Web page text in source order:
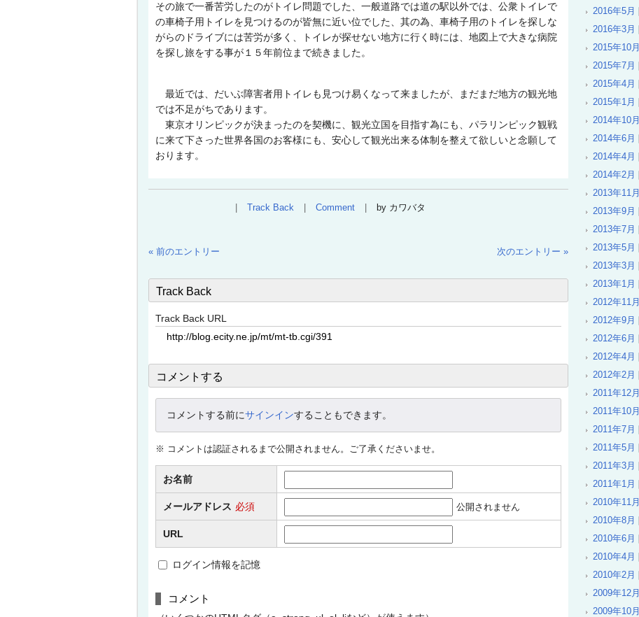
その旅で一番苦労したのがトイレ問題でした、一般道路では道の駅以外では、公衆トイレで
の車椅子用トイレを見つけるのが皆無に近い位でした、其の為、車椅子用のトイレを探しな
がらのドライブには苦労が多く、トイレが探せない地方に行く時には、地図上で大きな病院
を探し旅をする事が１５年前位まで続きました。
最近では、だいぶ障害者用トイレも見つけ易くなって来ましたが、まだまだ地方の観光地
では不足がちであります。
東京オリンピックが決まったのを契機に、観光立国を目指す為にも、パラリンピック観戦
に来て下さった世界各国のお客様にも、安心して観光出来る体制を整えて欲しいと念願して
おります。
Track Back Comment by カワバタ
« 前のエントリー 次のエントリー »
Track Back
Track Back URL
コメントする
コメントする前にサインインすることもできます。
※ コメントは認証されるまで公開されません。ご了承くださいませ。
お名前
メールアドレス 必須 公開されません
URL
ログイン情報を記憶
コメント
2016年5月
2016年3月
2015年10月
2015年7月
2015年4月
2015年1月
2014年10月
2014年6月
2014年4月
2014年2月
2013年11月
2013年9月
2013年7月
2013年5月
2013年3月
2013年1月
2012年11月
2012年9月
2012年6月
2012年4月
2012年2月
2011年12月
2011年10月
2011年7月
2011年5月
2011年3月
2011年1月
2010年11月
2010年8月
2010年6月
2010年4月
2010年2月
2009年12月
2009年10月